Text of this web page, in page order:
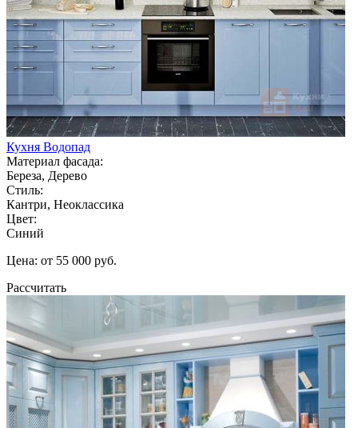
Кухня Водопад
Материал фасада:
Береза, Дерево
Стиль:
Кантри, Неоклассика
Цвет:
Синий
Цена: от 55 000 руб.
Рассчитать